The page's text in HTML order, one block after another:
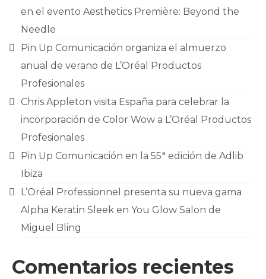
en el evento Aesthetics Première: Beyond the
Needle
Pin Up Comunicación organiza el almuerzo
anual de verano de L’Oréal Productos
Profesionales
Chris Appleton visita España para celebrar la
incorporación de Color Wow a L’Oréal Productos
Profesionales
Pin Up Comunicación en la 55ª edición de Adlib
Ibiza
L’Oréal Professionnel presenta su nueva gama
Alpha Keratin Sleek en You Glow Salon de
Miguel Bling
Comentarios recientes